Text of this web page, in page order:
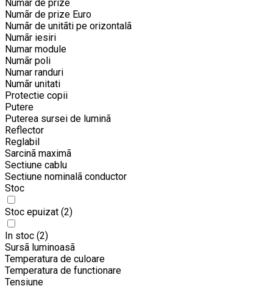
Numar de prize
Numãr de prize Euro
Numãr de unitãti pe orizontalã
Numãr iesiri
Numar module
Numãr poli
Numar randuri
Numãr unitati
Protectie copii
Putere
Puterea sursei de luminã
Reflector
Reglabil
Sarcinã maximã
Sectiune cablu
Sectiune nominalã conductor
Stoc
Stoc epuizat (2)
In stoc (2)
Sursã luminoasã
Temperatura de culoare
Temperatura de functionare
Tensiune